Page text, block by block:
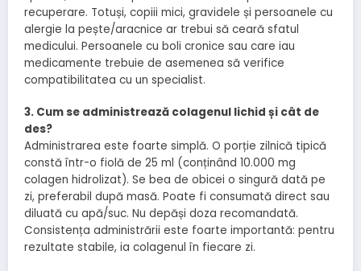
recuperare. Totuși, copiii mici, gravidele și persoanele cu
alergie la pește/aracnice ar trebui să ceară sfatul
medicului. Persoanele cu boli cronice sau care iau
medicamente trebuie de asemenea să verifice
compatibilitatea cu un specialist.
3. Cum se administrează colagenul lichid și cât de
des?
Administrarea este foarte simplă. O porție zilnică tipică
constă într-o fiolă de 25 ml (conținând 10.000 mg
colagen hidrolizat). Se bea de obicei o singură dată pe
zi, preferabil după masă. Poate fi consumată direct sau
diluată cu apă/suc. Nu depăși doza recomandată.
Consistența administrării este foarte importantă: pentru
rezultate stabile, ia colagenul în fiecare zi.